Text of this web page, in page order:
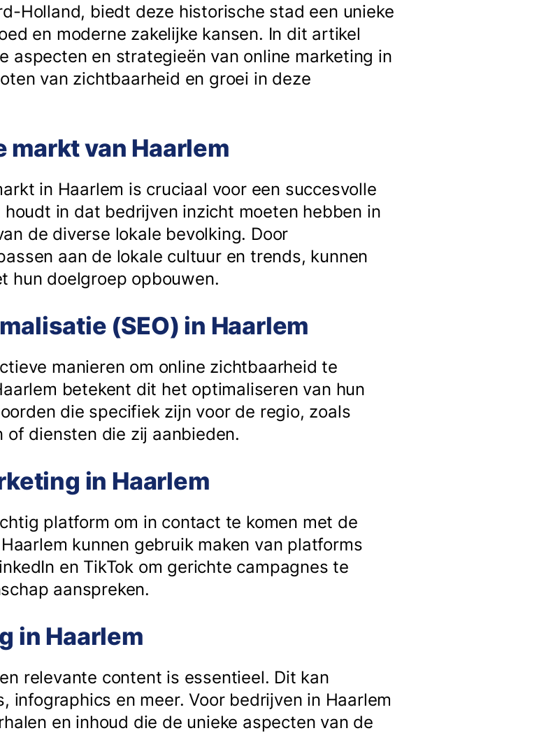
Holland, biedt deze historische stad een unieke
en moderne zakelijke kansen. In dit artikel
aspecten en strategieën van online marketing in
van zichtbaarheid en groei in deze
markt van Haarlem
in Haarlem is cruciaal voor een succesvolle
in dat bedrijven inzicht moeten hebben in
de diverse lokale bevolking. Door
aan de lokale cultuur en trends, kunnen
hun doelgroep opbouwen.
(SEO) in Haarlem
manieren om online zichtbaarheid te
betekent dit het optimaliseren van hun
die specifiek zijn voor de regio, zoals
of diensten die zij aanbieden.
in Haarlem
platform om in contact te komen met de
kunnen gebruik maken van platforms
en TikTok om gerichte campagnes te
aanspreken.
in Haarlem
relevante content is essentieel. Dit kan
infographics en meer. Voor bedrijven in Haarlem
en inhoud die de unieke aspecten van de